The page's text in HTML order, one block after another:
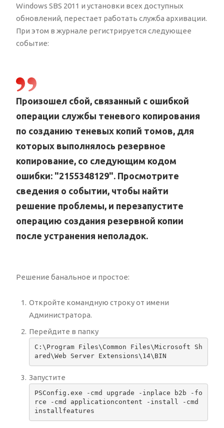
Windows SBS 2011 и установки всех доступных
обновлений, перестает работать служба архивации.
При этом в журнале регистрируется следующее
событие:
Произошел сбой, связанный с ошибкой
операции службы теневого копирования
по созданию теневых копий томов, для
которых выполнялось резервное
копирование, со следующим кодом
ошибки: "2155348129". Просмотрите
сведения о событии, чтобы найти
решение проблемы, и перезапустите
операцию создания резервной копии
после устранения неполадок.
Решение банальное и простое:
Откройте командную строку от имени
Администратора.
Перейдите в папку
C:\Program Files\Common Files\Microsoft Sh
ared\Web Server Extensions\14\BIN
Запустите
PSConfig.exe -cmd upgrade -inplace b2b -fo
rce -cmd applicationcontent -install -cmd
installfeatures